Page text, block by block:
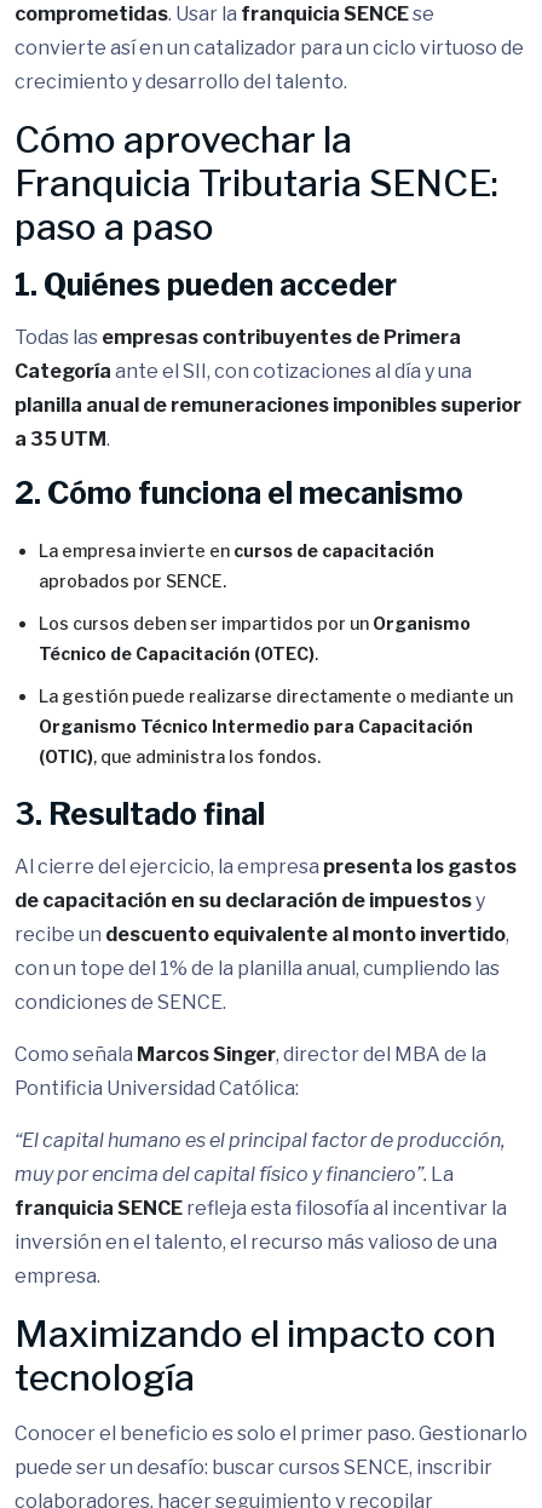
comprometidas. Usar la franquicia SENCEse
convierte así en un catalizador para un ciclo virtuoso de
crecimiento y desarrollo del talento.
Cómo aprovechar la
Franquicia Tributaria SENCE:
paso a paso
1. Quiénes pueden acceder
Todas las empresas contribuyentes de Primera
Categoría ante el SII, con cotizaciones al día y una
planilla anual de remuneraciones imponibles superior
a 35 UTM.
2. Cómo funciona el mecanismo
La empresa invierte en cursos de capacitación
aprobados por SENCE.
Los cursos deben ser impartidos por un Organismo
Técnico de Capacitación (OTEC).
La gestión puede realizarse directamente o mediante un
Organismo Técnico Intermedio para Capacitación
(OTIC), que administra los fondos.
3. Resultado final
Al cierre del ejercicio, la empresa presenta los gastos
de capacitación en su declaración de impuestosy
recibe un descuento equivalente al monto invertido,
con un tope del 1% de la planilla anual, cumpliendo las
condiciones de SENCE.
Como señala Marcos Singer, director del MBA de la
Pontificia Universidad Católica:
“El capital humano es el principal factor de producción,
muy por encima del capital físico y financiero”. La
franquicia SENCE refleja esta filosofía al incentivar la
inversión en el talento, el recurso más valioso de una
empresa.
Maximizando el impacto con
tecnología
Conocer el beneficio es solo el primer paso. Gestionarlo
puede ser un desafío: buscar cursos SENCE, inscribir
colaboradores, hacer seguimiento y recopilar